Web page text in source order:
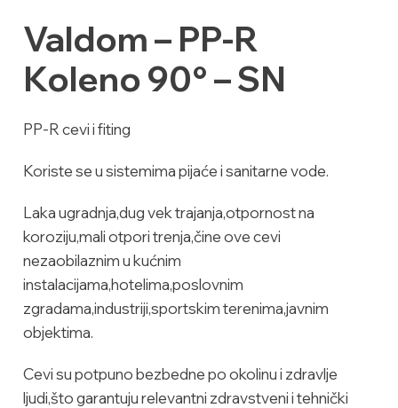
Valdom – PP-R
Koleno 90° – SN
PP-R cevi i fiting
Koriste se u sistemima pijaće i sanitarne vode.
Laka ugradnja,dug vek trajanja,otpornost na
koroziju,mali otpori trenja,čine ove cevi
nezaobilaznim u kućnim
instalacijama,hotelima,poslovnim
zgradama,industriji,sportskim terenima,javnim
objektima.
Cevi su potpuno bezbedne po okolinu i zdravlje
ljudi,što garantuju relevantni zdravstveni i tehnički